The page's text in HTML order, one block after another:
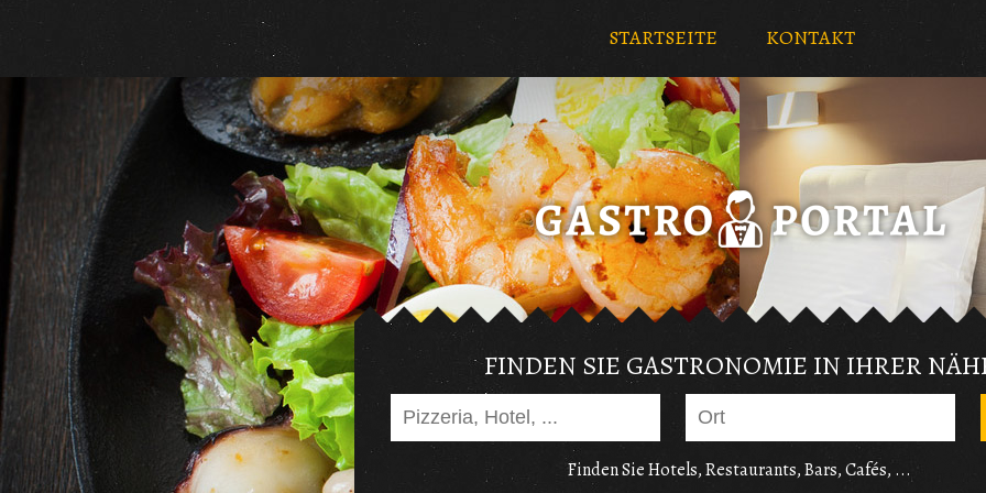
STARTSEITE KONTAKT
FINDEN SIE GASTRONOMIE IN IHRER
Finden Sie Hotels, Restaurants, Bars, Cafés, ...